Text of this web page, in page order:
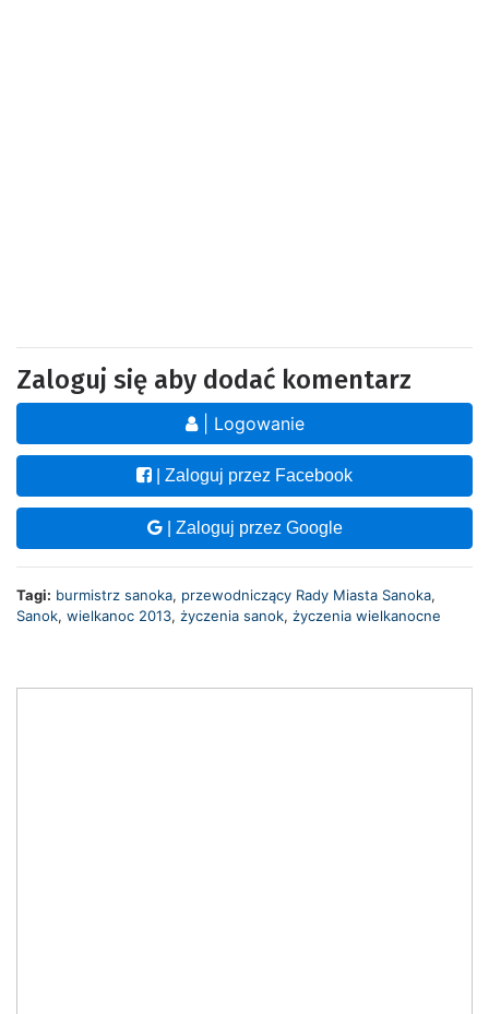
Zaloguj się aby dodać komentarz
| Logowanie
| Zaloguj przez Facebook
| Zaloguj przez Google
Tagi: burmistrz sanoka, przewodniczący Rady Miasta Sanoka,
Sanok, wielkanoc 2013, życzenia sanok, życzenia wielkanocne